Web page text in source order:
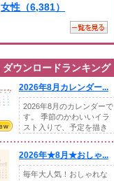
女性（6,381）
ダウンロードランキング
2026年8月カレンダー...
2026年8月のカレンダーで
す。 季節のかわいいイラ
スト入りで、予定を描き
2026年★8月★おしゃ...
毎年大人気！おしゃれな